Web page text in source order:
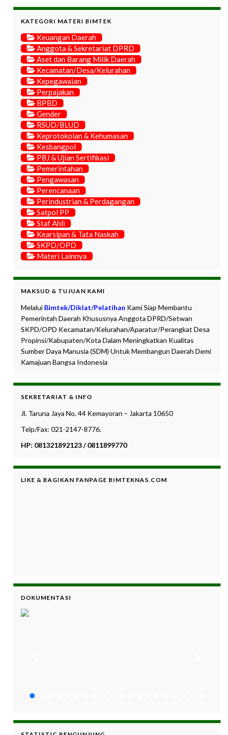
KATEGORI MATERI BIMTEK
Keuangan Daerah
Anggota & Sekretariat DPRD
Aset dan Barang Milik Daerah
Kecamatan/Desa/Kelurahan
Kepegawaian
Perpajakan
BPBD
Gender
RSUD/BLUD
Keprotokolan & Kehumasan
Kesbangpol
PBJ & Ujian Sertifikasi
Pemerintahan
Pengawasan
Perencanaan
Perindustrian & Perdagangan
Satpol PP
Staf Ahli
Kearsipan & Tata Naskah
SKPD/OPD
Materi Lainnya
MAKSUD & TUJUAN KAMI
Melalui Bimtek/Diklat/Pelatihan Kami Siap Membantu
Pemerintah Daerah Khususnya Anggota DPRD/Setwan
SKPD/OPD Kecamatan/Kelurahan/Aparatur/Perangkat Desa
Propinsi/Kabupaten/Kota Dalam Meningkatkan Kualitas
Sumber Daya Manusia (SDM) Untuk Membangun Daerah Demi
Kamajuan Bangsa Indonesia
SEKRETARIAT & INFO
Jl. Taruna Jaya No. 44 Kemayoran – Jakarta 10650
Telp/Fax: 021-2147-8776.
HP: 081321892123 / 0811899770
LIKE & BAGIKAN FANPAGE BIMTEKNAS.COM
DOKUMENTASI